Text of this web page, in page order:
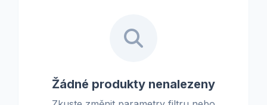
Žádné produkty nenalezeny